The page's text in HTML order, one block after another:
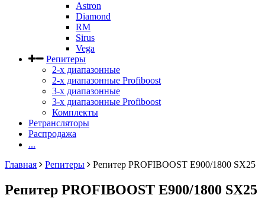
Astron
Diamond
RM
Sirus
Vega
Репитеры
2-х диапазонные
2-х диапазонные Profiboost
3-х диапазонные
3-х диапазонные Profiboost
Комплекты
Ретрансляторы
Распродажа
...
Главная
Репитеры Репитер PROFIBOOST E900/1800 SX25
Репитер PROFIBOOST E900/1800 SX25